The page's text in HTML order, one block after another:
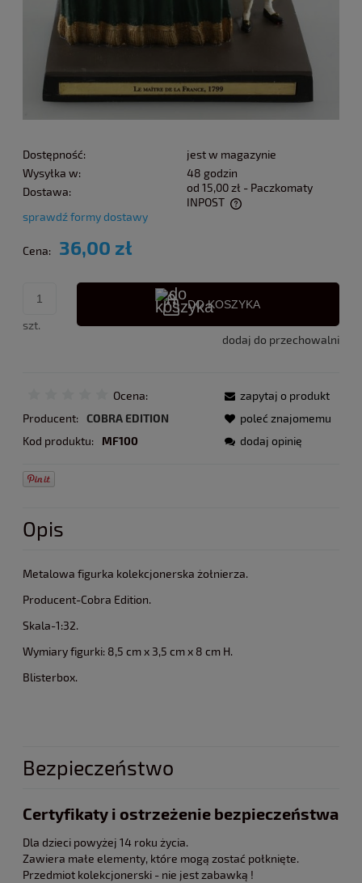
Dostępność:
jest w magazynie
Wysyłka w:
48 godzin
Dostawa:
od 15,00 zł - Paczkomaty
INPOST
Cena nie zawiera ewentualnych kosztów płatności
sprawdź formy dostawy
Cena: 36,00 zł
szt.
DO KOSZYKA
dodaj do przechowalni
Ocena:
Producent: COBRA EDITION
Kod produktu:
MF100
zapytaj o produkt
poleć znajomemu
dodaj opinię
Opis
Metalowa figurka kolekcjonerska żołnierza.
Producent-Cobra Edition.
Skala-1:32.
Wymiary figurki: 8,5 cm x 3,5 cm x 8 cm H.
Blisterbox.
Bezpieczeństwo
Certyfikaty i ostrzeżenie bezpieczeństwa
Dla dzieci powyżej 14 roku życia.
Zawiera małe elementy, które mogą zostać połknięte.
Przedmiot kolekcjonerski - nie jest zabawką !